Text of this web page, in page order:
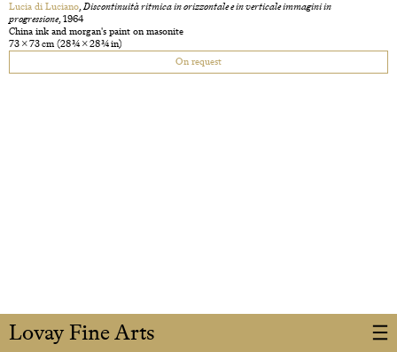
Lovay Fine Arts
Lucia di Luciano,Discontinuità ritmica in orizzontale e in verticale immagini in
progressione, 1964
China ink and morgan's paint on masonite
73 × 73 cm(28 3/4 × 28 3/4 in)
On request